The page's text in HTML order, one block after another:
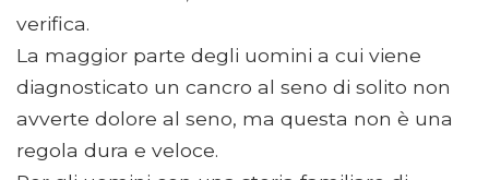
verifica.
La maggior parte degli uomini a cui viene
diagnosticato un cancro al seno di solito non
avverte dolore al seno, ma questa non è una
regola dura e veloce.